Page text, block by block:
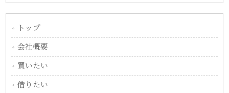
トップ
会社概要
買いたい
借りたい